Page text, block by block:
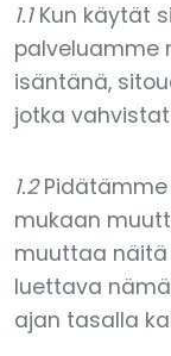
1.1Kun käytät
palveluamme
isäntänä,
jotka
1.2Pidätämme
mukaan
muuttaa näitä
luettava
ajan tasalla